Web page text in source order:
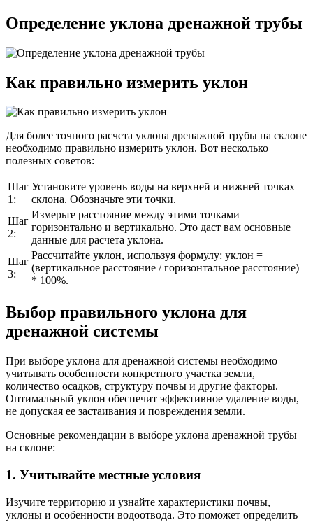
Определение уклона дренажной трубы
Как правильно измерить уклон
Для более точного расчета уклона дренажной трубы на склоне
необходимо правильно измерить уклон. Вот несколько
полезных советов:
Шаг
1:
Установите уровень воды на верхней и нижней точках
склона. Обозначьте эти точки.
Шаг
2:
Измерьте расстояние между этими точками
горизонтально и вертикально. Это даст вам основные
данные для расчета уклона.
Шаг
3:
Рассчитайте уклон, используя формулу: уклон =
(вертикальное расстояние / горизонтальное расстояние)
* 100%.
Выбор правильного уклона для
дренажной системы
При выборе уклона для дренажной системы необходимо
учитывать особенности конкретного участка земли,
количество осадков, структуру почвы и другие факторы.
Оптимальный уклон обеспечит эффективное удаление воды,
не допуская ее застаивания и повреждения земли.
Основные рекомендации в выборе уклона дренажной трубы
на склоне:
1. Учитывайте местные условия
Изучите территорию и узнайте характеристики почвы,
уклоны и особенности водоотвода. Это поможет определить